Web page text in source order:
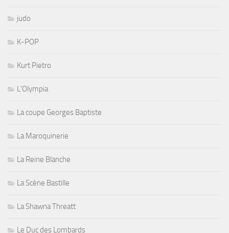
judo
K-POP
Kurt Pietro
L'Olympia
La coupe Georges Baptiste
La Maroquinerie
La Reine Blanche
La Scène Bastille
La Shawna Threatt
Le Duc des Lombards